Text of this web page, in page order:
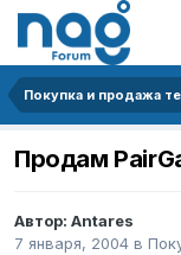
Продам
Автор: Antares
7 января, 2004 в